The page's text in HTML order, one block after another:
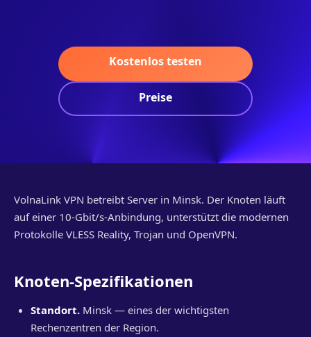
Kostenlos testen
Preise
VolnaLink VPN betreibt Server in Minsk. Der Knoten läuft
auf einer 10-Gbit/s-Anbindung, unterstützt die modernen
Protokolle VLESS Reality, Trojan und OpenVPN.
Knoten-Spezifikationen
Standort. Minsk — eines der wichtigsten
Rechenzentren der Region.